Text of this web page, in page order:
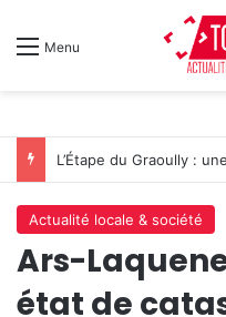
Menu
Actualité locale & société
Ars-
état de